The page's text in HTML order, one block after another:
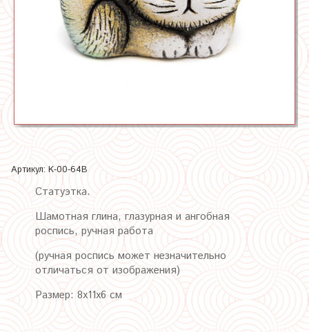
Артикул: K-00-64B
Статуэтка.
Шамотная глина, глазурная и ангобная
роспись, ручная работа
(ручная роспись может незначительно
отличаться от изображения)
Размер: 8х11х6 см